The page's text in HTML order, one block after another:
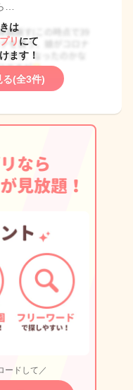
…
は
リ にて
ます！
る(全3件)
ードして／